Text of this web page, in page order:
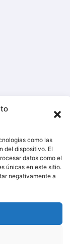
como las
del dispositivo. El
datos como el
únicas en este sitio.
negativamente a
al cliente